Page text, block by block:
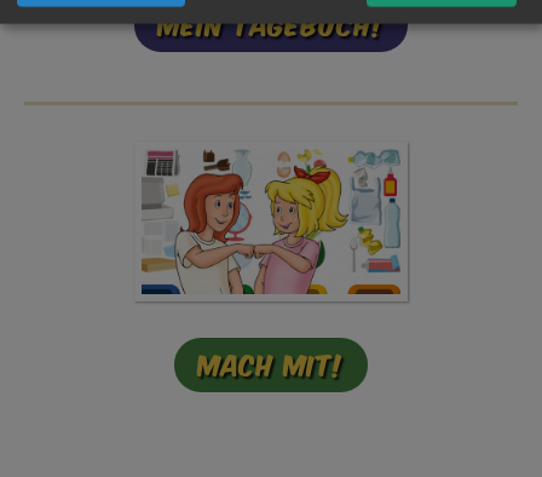
Mein Tagebuch!
Mach mit!